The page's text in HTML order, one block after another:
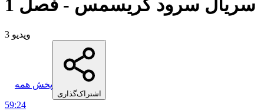
سریال سرود کریسمس - فصل 1
3 ویدیو
پخش همه
اشتراک‌گذاری
59:24